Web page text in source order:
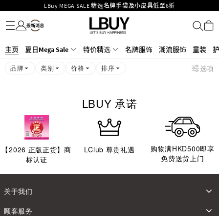
LBuy MEGA SALE 精选名牌手袋及小皮具低至6折
Goyard Hobo / Hobo Mini人气限量特别版限时原价低至75折!
LBuy呈献 - Hermès 及 Chanel 手袋及首饰低至6折，立即入手!
426号铺！
MOKO 1楼175号铺旗舰店特设名牌Hermès、CHANEL及LV专区！
购物满HKD500即享免运费！
名牌服饰
潮流服饰
童装
护肤美妆
香水香薰
个人护理
母婴护理
游戏及精品玩具
文仪用品
家居生活
电子产品
美食
医药保健
运动与户外用品
主页 夏日Mega Sale 特价精选 名牌服饰 潮流服饰 童装
品牌 类别 价格 排序 选项
LBUY 承诺
【2026 正版正货】商
标认证
LClub 尊贵礼遇
购物满HKD500即享
免费送货上门
关于我们
顾客服务